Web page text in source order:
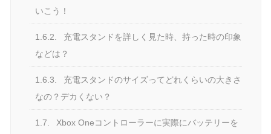
いこう！
1.6.2.
充電スタンドを詳しく見た時、持った時の印象
などは？
1.6.3.
充電スタンドのサイズってどれくらいの大きさ
なの？デカくない？
1.7.
Xbox Oneコントローラーに実際にバッテリーを